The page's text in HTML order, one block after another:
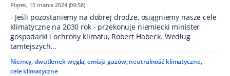
Piątek, 15 marca 2024 (09:58)
- Jeśli pozostaniemy na dobrej drodze, osiągniemy nasze cele
klimatyczne na 2030 rok - przekonuje niemiecki minister
gospodarki i ochrony klimatu, Robert Habeck. Według
tamtejszych...
Niemcy,dwutlenek węgla,emisja gazów, neutralność klimatyczna,
cele klimatyczne